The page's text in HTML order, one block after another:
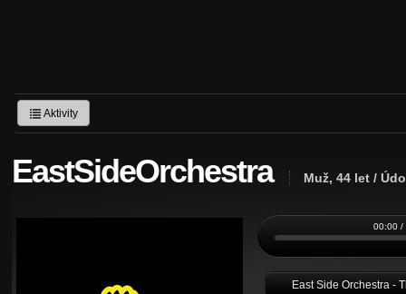
Aktivity
EastSideOrchestra Muž, 44 let /
00:00 /
East Side Orchestra -